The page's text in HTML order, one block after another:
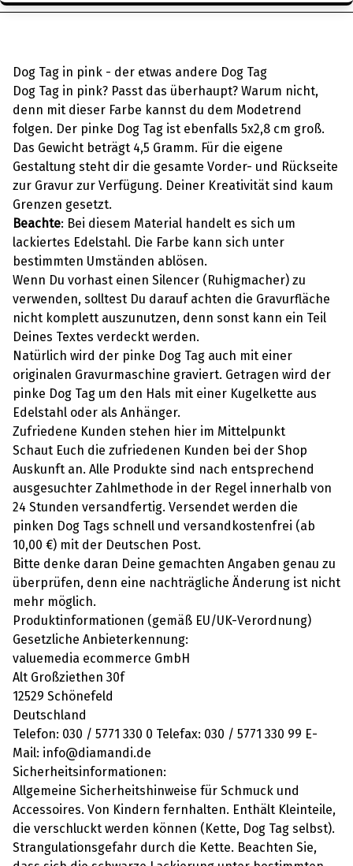
Dog Tag in pink - der etwas andere Dog Tag
Dog Tag in pink? Passt das überhaupt? Warum nicht,
denn mit dieser Farbe kannst du dem Modetrend
folgen. Der pinke Dog Tag ist ebenfalls 5x2,8 cm groß.
Das Gewicht beträgt 4,5 Gramm. Für die eigene
Gestaltung steht dir die gesamte Vorder- und Rückseite
zur Gravur zur Verfügung. Deiner Kreativität sind kaum
Grenzen gesetzt.
Beachte: Bei diesem Material handelt es sich um
lackiertes Edelstahl. Die Farbe kann sich unter
bestimmten Umständen ablösen.
Wenn Du vorhast einen Silencer (Ruhigmacher) zu
verwenden, solltest Du darauf achten die Gravurfläche
nicht komplett auszunutzen, denn sonst kann ein Teil
Deines Textes verdeckt werden.
Natürlich wird der pinke Dog Tag auch mit einer
originalen Gravurmaschine graviert. Getragen wird der
pinke Dog Tag um den Hals mit einer Kugelkette aus
Edelstahl oder als Anhänger.
Zufriedene Kunden stehen hier im Mittelpunkt
Schaut Euch die zufriedenen Kunden bei der Shop
Auskunft an. Alle Produkte sind nach entsprechend
ausgesuchter Zahlmethode in der Regel innerhalb von
24 Stunden versandfertig. Versendet werden die
pinken Dog Tags schnell und versandkostenfrei (ab
10,00 €) mit der Deutschen Post.
Bitte denke daran Deine gemachten Angaben genau zu
überprüfen, denn eine nachträgliche Änderung ist nicht
mehr möglich.
Produktinformationen (gemäß EU/UK-Verordnung)
Gesetzliche Anbieterkennung:
valuemedia ecommerce GmbH
Alt Großziethen 30f
12529 Schönefeld
Deutschland
Telefon: 030 / 5771 330 0 Telefax: 030 / 5771 330 99 E-
Mail: info@diamandi.de
Sicherheitsinformationen:
Allgemeine Sicherheitshinweise für Schmuck und
Accessoires. Von Kindern fernhalten. Enthält Kleinteile,
die verschluckt werden können (Kette, Dog Tag selbst).
Strangulationsgefahr durch die Kette. Beachten Sie,